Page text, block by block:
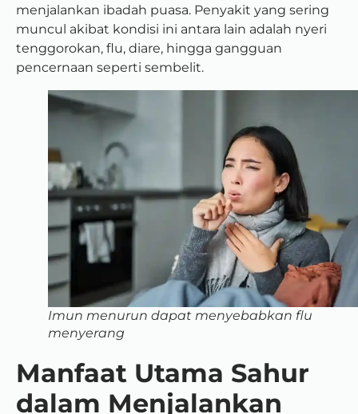
menjalankan ibadah puasa. Penyakit yang sering
muncul akibat kondisi ini antara lain adalah nyeri
tenggorokan, flu, diare, hingga gangguan
pencernaan seperti sembelit.
Imun menurun dapat menyebabkan flu
menyerang
Manfaat Utama Sahur
dalam Menjalankan